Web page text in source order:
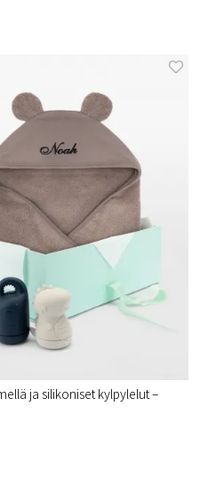
ja silikoniset kylpylelut –